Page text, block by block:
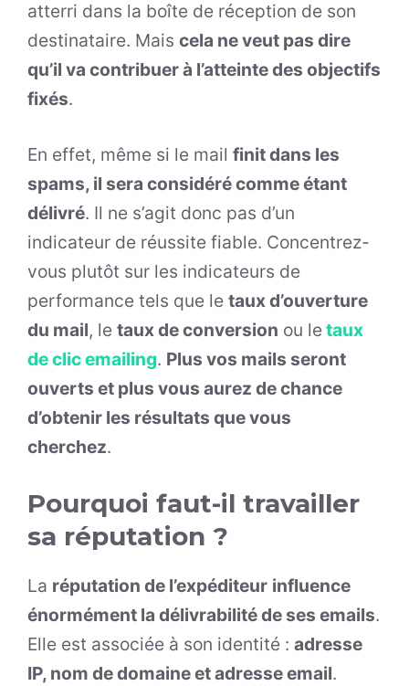
atterri dans la boîte de réception de son
destinataire. Mais cela ne veut pas dire
qu’il va contribuer à l’atteinte des objectifs
fixés.
En effet, même si le mail finit dans les
spams, il sera considéré comme étant
délivré. Il ne s’agit donc pas d’un
indicateur de réussite fiable. Concentrez-
vous plutôt sur les indicateurs de
performance tels que le taux d’ouverture
du mail, le taux de conversion ou letaux
de clic emailing. Plus vos mails seront
ouverts et plus vous aurez de chance
d’obtenir les résultats que vous
cherchez.
Pourquoi faut-il travailler
sa réputation ?
La réputation de l’expéditeur influence
énormément la délivrabilité de ses emails.
Elle est associée à son identité : adresse
IP, nom de domaine et adresse email.